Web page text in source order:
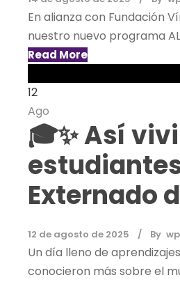
En alianza con Fundación
nuestro nuevo programa
Read More
12
Ago
🎓✨ Así
Externado
12 de agosto de 2025 By
Un día lleno de
conocieron más sobre el